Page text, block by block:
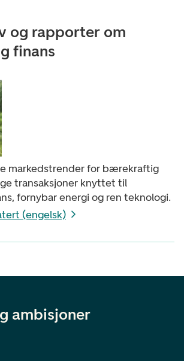
og rapporter om
finans
markedstrender for bærekraftig
transaksjoner knyttet til
fornybar energi og ren teknologi.
(engelsk)
ambisjoner